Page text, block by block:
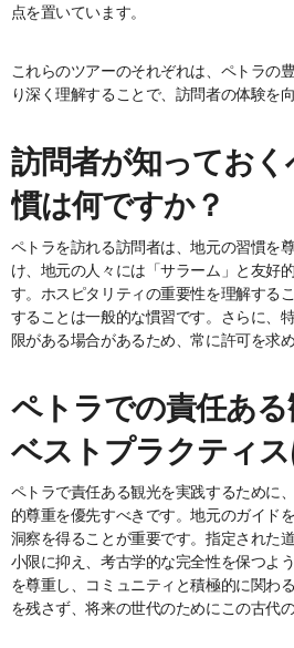
点を置いています。
これらのツアーのそれぞれは、ペトラの
り深く理解することで、訪問者の体験を
訪問者が知ってお
慣は何ですか？
ペトラを訪れる訪問者は、地元の習慣を
け、地元の人々には「サラーム」と友好
す。ホスピタリティの重要性を理解する
することは一般的な慣習です。さらに、
限がある場合があるため、常に許可を求
ペトラでの責任あ
ベストプラクティ
ペトラで責任ある観光を実践するために
的尊重を優先すべきです。地元のガイド
洞察を得ることが重要です。指定された
小限に抑え、考古学的な完全性を保つよ
を尊重し、コミュニティと積極的に関わ
を残さず、将来の世代のためにこの古代